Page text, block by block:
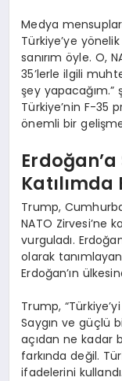
Medya
Türkiye’ye
sanırım öyle. O,
35’lerle ilgili
şey yapacağım.”
Türkiye’nin F-35
önemli bir
Katılımda
Trump,
NATO Zirvesi’ne
vurguladı.
olarak
Erdoğan’ın
Trump,
Saygın ve güçlü
açıdan ne kadar
farkında değil.
ifadelerini kullandı.